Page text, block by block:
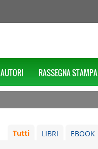
AUTORI RASSEGNA STAMPA
EBOOK
LIBRI
Tutti